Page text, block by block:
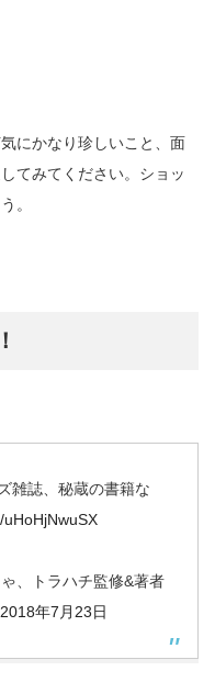
にかなり珍しいこと、面
てみてください。ショッ
。
雑誌、秘蔵の書籍な
、トラハチ監修&著者
2018年7月23日